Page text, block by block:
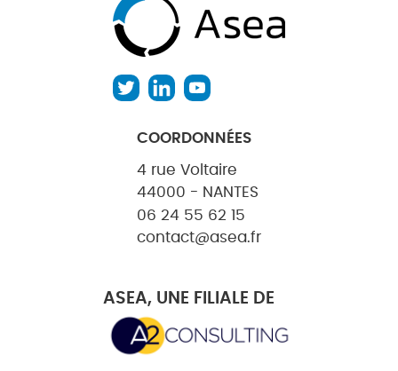
COORDONNÉES
4 rue Voltaire
44000 - NANTES
06 24 55 62 15
contact@asea.fr
ASEA, UNE FILIALE DE